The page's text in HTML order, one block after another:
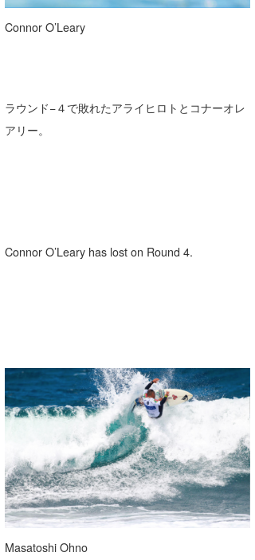
Connor O’Leary
ラウンド−４で敗れたアライヒロトとコナーオレ
アリー。
Connor O’Leary has lost on Round 4.
Masatoshi Ohno